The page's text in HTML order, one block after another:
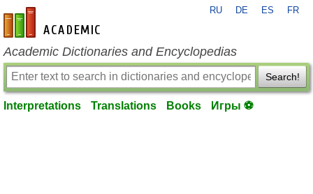
en-academic.com
RU DE ES FR
Academic Dictionaries and Encyclopedias
Search!
Interpretations Translations Books Игры ⚽